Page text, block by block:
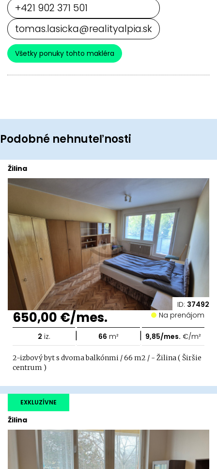
+421 902 371 501
tomas.lasicka@realityalpia.sk
Všetky ponuky tohto makléra
Podobné nehnuteľnosti
ID: 37492
Žilina
650,00 €/mes. Na prenájom
2 iz. | 66 m² | 9,85/mes. €/m²
2-izbový byt s dvoma balkónmi / 66 m2 / - Žilina ( Širšie
centrum )
Žilina
EXKLUZÍVNE